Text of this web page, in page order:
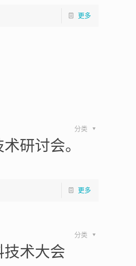
更多
分类
研讨会。
更多
分类
术大会